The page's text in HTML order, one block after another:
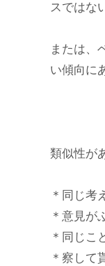
スではな
または、
い傾向に
類似性が
＊同じ考
＊意見が
＊同じこ
＊察して